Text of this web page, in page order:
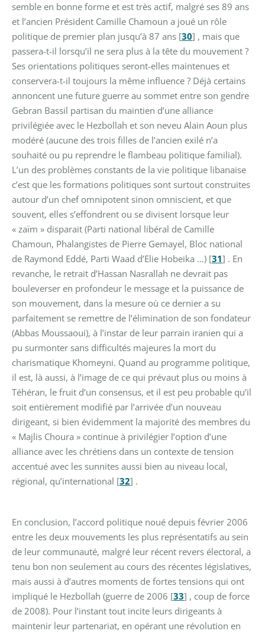
semble en bonne forme et est très actif, malgré ses 89 ans
et l’ancien Président Camille Chamoun a joué un rôle
politique de premier plan jusqu’à 87 ans [30] , mais que
passera-t-il lorsqu’il ne sera plus à la tête du mouvement ?
Ses orientations politiques seront-elles maintenues et
conservera-t-il toujours la même influence ? Déjà certains
annoncent une future guerre au sommet entre son gendre
Gebran Bassil partisan du maintien d’une alliance
privilégiée avec le Hezbollah et son neveu Alain Aoun plus
modéré (aucune des trois filles de l’ancien exilé n’a
souhaité ou pu reprendre le flambeau politique familial).
L’un des problèmes constants de la vie politique libanaise
c’est que les formations politiques sont surtout construites
autour d’un chef omnipotent sinon omniscient, et que
souvent, elles s’effondrent ou se divisent lorsque leur
« zaïm » disparait (Parti national libéral de Camille
Chamoun, Phalangistes de Pierre Gemayel, Bloc national
de Raymond Eddé, Parti Waad d’Elie Hobeika …) [31] . En
revanche, le retrait d’Hassan Nasrallah ne devrait pas
bouleverser en profondeur le message et la puissance de
son mouvement, dans la mesure où ce dernier a su
parfaitement se remettre de l’élimination de son fondateur
(Abbas Moussaoui), à l’instar de leur parrain iranien qui a
pu surmonter sans difficultés majeures la mort du
charismatique Khomeyni. Quand au programme politique,
il est, là aussi, à l’image de ce qui prévaut plus ou moins à
Téhéran, le fruit d’un consensus, et il est peu probable qu’il
soit entièrement modifié par l’arrivée d’un nouveau
dirigeant, si bien évidemment la majorité des membres du
« Majlis Choura » continue à privilégier l’option d’une
alliance avec les chrétiens dans un contexte de tension
accentué avec les sunnites aussi bien au niveau local,
régional, qu’international [32] .
En conclusion, l’accord politique noué depuis février 2006
entre les deux mouvements les plus représentatifs au sein
de leur communauté, malgré leur récent revers électoral, a
tenu bon non seulement au cours des récentes législatives,
mais aussi à d’autres moments de fortes tensions qui ont
impliqué le Hezbollah (guerre de 2006 [33] , coup de force
de 2008). Pour l’instant tout incite leurs dirigeants à
maintenir leur partenariat, en opérant une révolution en